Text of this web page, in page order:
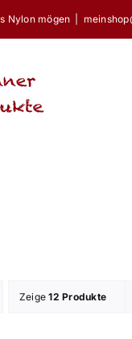
Nylon mögen
Zeige12 Produkte